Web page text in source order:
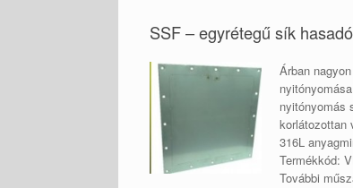
SSF – egyrétegű sík
Árban
nyitónyomás
korlátozottan
316L
Termékkód:
További